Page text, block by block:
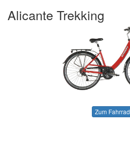
Alicante Trekking
Zum Fahrrad